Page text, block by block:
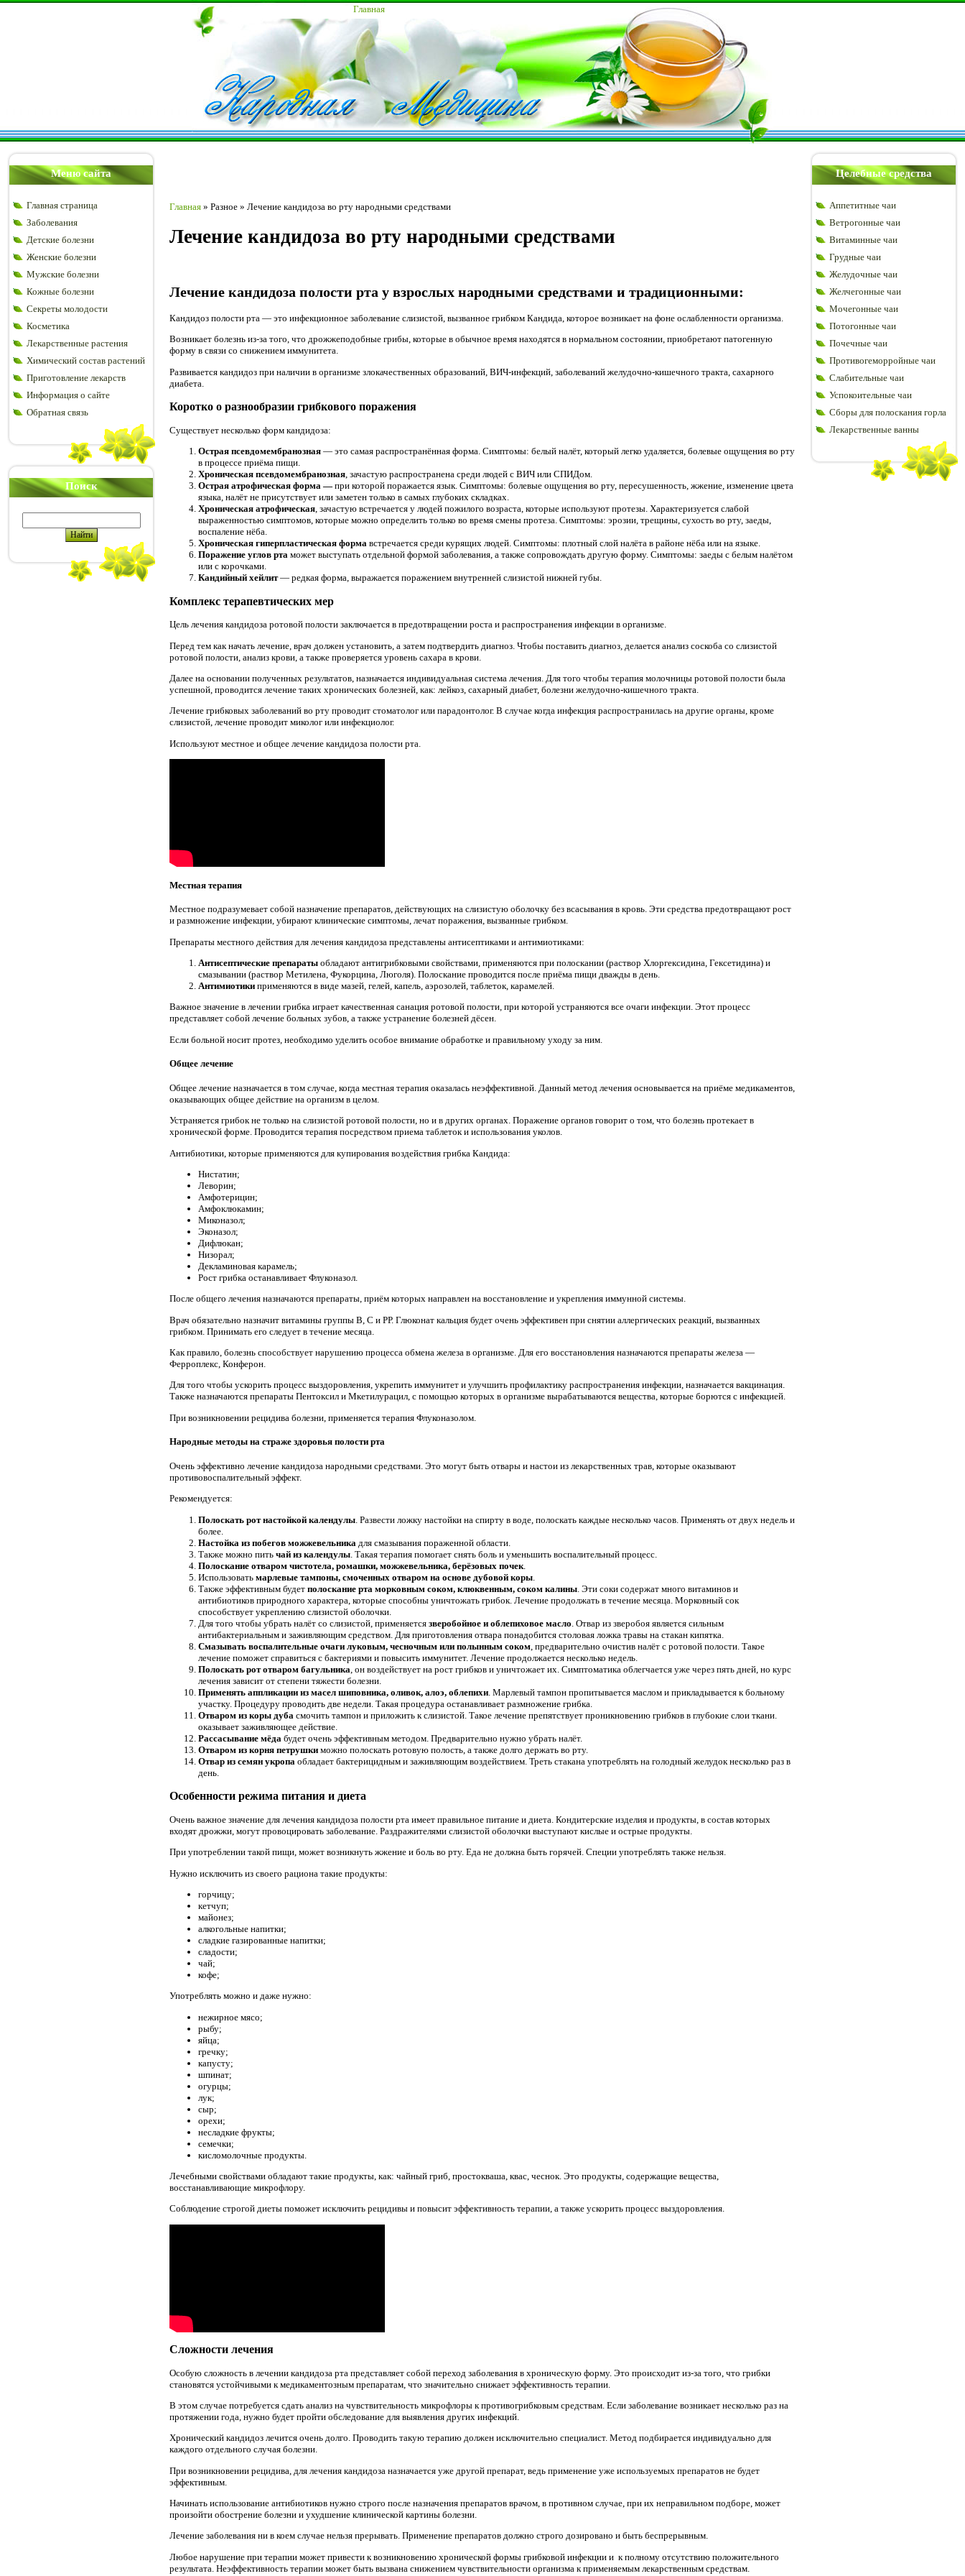
Главная
Меню сайта
Главная страница
Заболевания
Детские болезни
Женские болезни
Мужские болезни
Кожные болезни
Секреты молодости
Косметика
Лекарственные растения
Химический состав растений
Приготовление лекарств
Информация о сайте
Обратная связь
Поиск
Главная » Разное » Лечение кандидоза во рту народными средствами
Лечение кандидоза во рту народными средствами
Лечение кандидоза полости рта у взрослых народными средствами и традиционными:
Кандидоз полости рта — это инфекционное заболевание слизистой, вызванное грибком Кандида, которое возникает на фоне ослабленности организма.
Возникает болезнь из-за того, что дрожжеподобные грибы, которые в обычное время находятся в нормальном состоянии, приобретают патогенную
форму в связи со снижением иммунитета.
Развивается кандидоз при наличии в организме злокачественных образований, ВИЧ-инфекций, заболеваний желудочно-кишечного тракта, сахарного
диабета.
Коротко о разнообразии грибкового поражения
Существует несколько форм кандидоза:
Острая псевдомембранозная — это самая распространённая форма. Симптомы: белый налёт, который легко удаляется, болевые ощущения во рту
в процессе приёма пищи.
Хроническая псевдомембранозная, зачастую распространена среди людей с ВИЧ или СПИДом.
Острая атрофическая форма — при которой поражается язык. Симптомы: болевые ощущения во рту, пересушенность, жжение, изменение цвета
языка, налёт не присутствует или заметен только в самых глубоких складках.
Хроническая атрофическая, зачастую встречается у людей пожилого возраста, которые используют протезы. Характеризуется слабой
выраженностью симптомов, которые можно определить только во время смены протеза. Симптомы: эрозии, трещины, сухость во рту, заеды,
воспаление нёба.
Хроническая гиперпластическая форма встречается среди курящих людей. Симптомы: плотный слой налёта в районе нёба или на языке.
Поражение углов рта может выступать отдельной формой заболевания, а также сопровождать другую форму. Симптомы: заеды с белым налётом
или с корочками.
Кандийный хейлит— редкая форма, выражается поражением внутренней слизистой нижней губы.
Комплекс терапевтических мер
Цель лечения кандидоза ротовой полости заключается в предотвращении роста и распространения инфекции в организме.
Перед тем как начать лечение, врач должен установить, а затем подтвердить диагноз. Чтобы поставить диагноз, делается анализ соскоба со слизистой
ротовой полости, анализ крови, а также проверяется уровень сахара в крови.
Далее на основании полученных результатов, назначается индивидуальная система лечения. Для того чтобы терапия молочницы ротовой полости была
успешной, проводится лечение таких хронических болезней, как: лейкоз, сахарный диабет, болезни желудочно-кишечного тракта.
Лечение грибковых заболеваний во рту проводит стоматолог или парадонтолог. В случае когда инфекция распространилась на другие органы, кроме
слизистой, лечение проводит миколог или инфекциолог.
Используют местное и общее лечение кандидоза полости рта.
Местная терапия
Местное подразумевает собой назначение препаратов, действующих на слизистую оболочку без всасывания в кровь. Эти средства предотвращают рост
и размножение инфекции, убирают клинические симптомы, лечат поражения, вызванные грибком.
Препараты местного действия для лечения кандидоза представлены антисептиками и антимиотиками:
Антисептические препараты обладают антигрибковыми свойствами, применяются при полоскании (раствор Хлоргексидина, Гексетидина) и
смазывании (раствор Метилена, Фукорцина, Люголя). Полоскание проводится после приёма пищи дважды в день.
Антимиотики применяются в виде мазей, гелей, капель, аэрозолей, таблеток, карамелей.
Важное значение в лечении грибка играет качественная санация ротовой полости, при которой устраняются все очаги инфекции. Этот процесс
представляет собой лечение больных зубов, а также устранение болезней дёсен.
Если больной носит протез, необходимо уделить особое внимание обработке и правильному уходу за ним.
Общее лечение
Общее лечение назначается в том случае, когда местная терапия оказалась неэффективной. Данный метод лечения основывается на приёме медикаментов,
оказывающих общее действие на организм в целом.
Устраняется грибок не только на слизистой ротовой полости, но и в других органах. Поражение органов говорит о том, что болезнь протекает в
хронической форме. Проводится терапия посредством приема таблеток и использования уколов.
Антибиотики, которые применяются для купирования воздействия грибка Кандида:
Нистатин;
Леворин;
Амфотерицин;
Амфоклюкамин;
Миконазол;
Эконазол;
Дифлюкан;
Низорал;
Декламиновая карамель;
Рост грибка останавливает Флуконазол.
После общего лечения назначаются препараты, приём которых направлен на восстановление и укрепления иммунной системы.
Врач обязательно назначит витамины группы В, С и РР. Глюконат кальция будет очень эффективен при снятии аллергических реакций, вызванных
грибком. Принимать его следует в течение месяца.
Как правило, болезнь способствует нарушению процесса обмена железа в организме. Для его восстановления назначаются препараты железа —
Ферроплекс, Конферон.
Для того чтобы ускорить процесс выздоровления, укрепить иммунитет и улучшить профилактику распространения инфекции, назначается вакцинация.
Также назначаются препараты Пентоксил и Мкетилурацил, с помощью которых в организме вырабатываются вещества, которые борются с инфекцией.
При возникновении рецидива болезни, применяется терапия Флуконазолом.
Народные методы на страже здоровья полости рта
Очень эффективно лечение кандидоза народными средствами. Это могут быть отвары и настои из лекарственных трав, которые оказывают
противовоспалительный эффект.
Рекомендуется:
Полоскать рот настойкой календулы . Развести ложку настойки на спирту в воде, полоскать каждые несколько часов. Применять от двух недель и
более.
Настойка из побегов можжевельника для смазывания пораженной области.
Также можно пить чай из календулы . Такая терапия помогает снять боль и уменьшить воспалительный процесс.
Полоскание отваром чистотела, ромашки, можжевельника, берёзовых почек
Использовать марлевые тампоны, смоченных отваром на основе дубовой коры
Также эффективным будет полоскание рта морковным соком, клюквенным, соком калины . Эти соки содержат много витаминов и
антибиотиков природного характера, которые способны уничтожать грибок. Лечение продолжать в течение месяца. Морковный сок
способствует укреплению слизистой оболочки.
Для того чтобы убрать налёт со слизистой, применяется зверобойное и облепиховое масло . Отвар из зверобоя является сильным
антибактериальным и заживляющим средством. Для приготовления отвара понадобится столовая ложка травы на стакан кипятка.
Смазывать воспалительные очаги луковым, чесночным или полынным соком , предварительно очистив налёт с ротовой полости. Такое
лечение поможет справиться с бактериями и повысить иммунитет. Лечение продолжается несколько недель.
Полоскать рот отваром багульника , он воздействует на рост грибков и уничтожает их. Симптоматика облегчается уже через пять дней, но курс
лечения зависит от степени тяжести болезни.
Применять аппликации из масел шиповника, оливок, алоэ, облепихи . Марлевый тампон пропитывается маслом и прикладывается к больному
участку. Процедуру проводить две недели. Такая процедура останавливает размножение грибка.
Отваром из коры дуба смочить тампон и приложить к слизистой. Такое лечение препятствует проникновению грибков в глубокие слои ткани.
оказывает заживляющее действие.
Рассасывание мёда будет очень эффективным методом. Предварительно нужно убрать налёт.
Отваром из корня петрушки можно полоскать ротовую полость, а также долго держать во рту.
Отвар из семян укропа обладает бактерицидным и заживляющим воздействием. Треть стакана употреблять на голодный желудок несколько раз в
день.
Особенности режима питания и диета
Очень важное значение для лечения кандидоза полости рта имеет правильное питание и диета. Кондитерские изделия и продукты, в состав которых
входят дрожжи, могут провоцировать заболевание. Раздражителями слизистой оболочки выступают кислые и острые продукты.
При употреблении такой пищи, может возникнуть жжение и боль во рту. Еда не должна быть горячей. Специи употреблять также нельзя.
Нужно исключить из своего рациона такие продукты:
горчицу;
кетчуп;
майонез;
алкогольные напитки;
сладкие газированные напитки;
сладости;
чай;
кофе;
Употреблять можно и даже нужно:
нежирное мясо;
рыбу;
яйца;
гречку;
капусту;
шпинат;
огурцы;
лук;
сыр;
орехи;
несладкие фрукты;
семечки;
кисломолочные продукты.
Лечебными свойствами обладают такие продукты, как: чайный гриб, простокваша, квас, чеснок. Это продукты, содержащие вещества,
восстанавливающие микрофлору.
Соблюдение строгой диеты поможет исключить рецидивы и повысит эффективность терапии, а также ускорить процесс выздоровления.
Сложности лечения
Особую сложность в лечении кандидоза рта представляет собой переход заболевания в хроническую форму. Это происходит из-за того, что грибки
становятся устойчивыми к медикаментозным препаратам, что значительно снижает эффективность терапии.
В этом случае потребуется сдать анализ на чувствительность микрофлоры к противогрибковым средствам. Если заболевание возникает несколько раз на
протяжении года, нужно будет пройти обследование для выявления других инфекций.
Хронический кандидоз лечится очень долго. Проводить такую терапию должен исключительно специалист. Метод подбирается индивидуально для
каждого отдельного случая болезни.
При возникновении рецидива, для лечения кандидоза назначается уже другой препарат, ведь применение уже используемых препаратов не будет
эффективным.
Начинать использование антибиотиков нужно строго после назначения препаратов врачом, в противном случае, при их неправильном подборе, может
произойти обострение болезни и ухудшение клинической картины болезни.
Лечение заболевания ни в коем случае нельзя прерывать. Применение препаратов должно строго дозировано и быть беспрерывным.
Любое нарушение при терапии может привести к возникновению хронической формы грибковой инфекции и к полному отсутствию положительного
результата. Неэффективность терапии может быть вызвана снижением чувствительности организма к применяемым лекарственным средствам.
Целебные средства
Аппетитные чаи
Ветрогонные чаи
Витаминные чаи
Грудные чаи
Желудочные чаи
Желчегонные чаи
Мочегонные чаи
Потогонные чаи
Почечные чаи
Противогеморройные чаи
Слабительные чаи
Успокоительные чаи
Сборы для полоскания горла
Лекарственные ванны